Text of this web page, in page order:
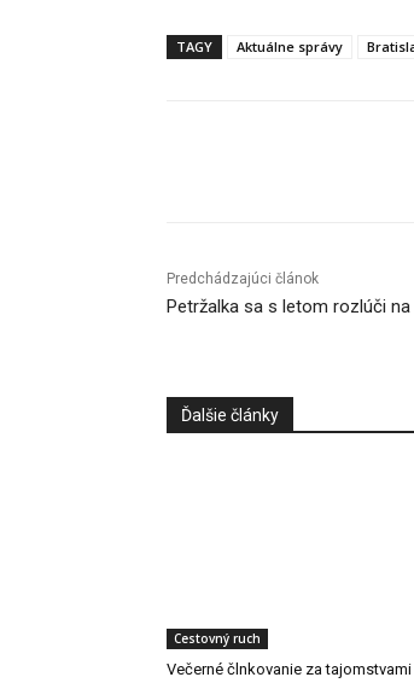
TAGY Aktuálne správy
Predchádzajúci článok
Petržalka sa s letom rozlúči na
Ďalšie články
Cestovný ruch
Večerné člnkovanie za tajomstvami